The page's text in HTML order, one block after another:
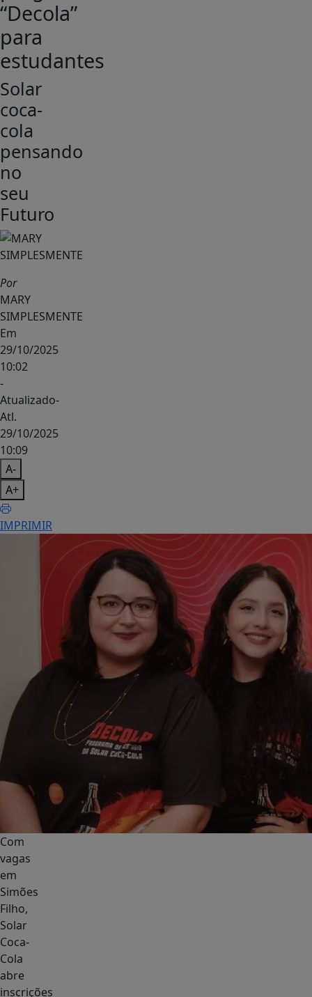
“Decola”
para
estudantes
Solar
coca-
cola
pensando
no
seu
Futuro
Por
MARY
SIMPLESMENTE
Em
29/10/2025
10:02
-
Atualizado-
Atl.
29/10/2025
10:09
A-
A+
IMPRIMIR
Com
vagas
em
Simões
Filho,
Solar
Coca-
Cola
abre
inscrições